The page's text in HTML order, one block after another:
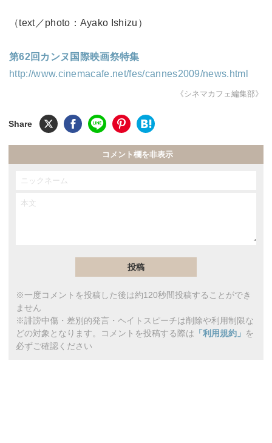
（text／photo：Ayako Ishizu）
第62回カンヌ国際映画祭特集
http://www.cinemacafe.net/fes/cannes2009/news.html
《シネマカフェ編集部》
コメント欄を非表示
※一度コメントを投稿した後は約120秒間投稿することができ
ません
※誹謗中傷・差別的発言・ヘイトスピーチは削除や利用制限な
どの対象となります。コメントを投稿する際は 「利用規約」 を
必ずご確認ください